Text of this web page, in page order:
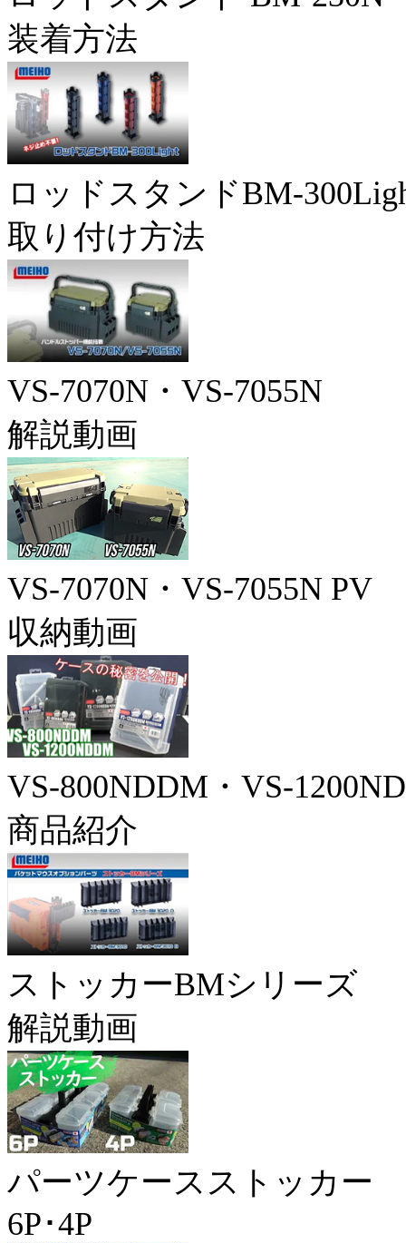
装着方法
ロッドスタンドBM-
取り付け方法
VS-7070N・VS-7055N
解説動画
VS-7070N・VS-7055N PV
収納動画
VS-800NDDM・VS-
商品紹介
ストッカーBMシリーズ
解説動画
パーツケースストッカー
6P･4P